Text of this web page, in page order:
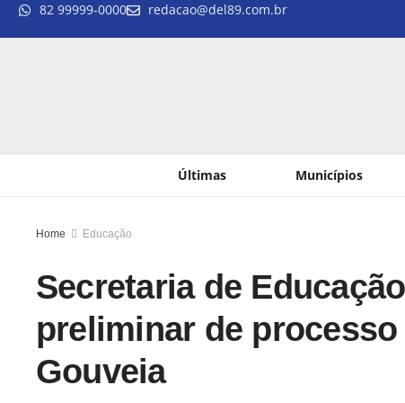
82 99999-0000 redacao@del89.com.br
Últimas Municípios
Home Educação
Secretaria de
preliminar de
Gouveia